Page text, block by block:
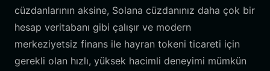
cüzdanlarının aksine, Solana cüzdanınız daha çok bir
hesap veritabanı gibi çalışır ve modern
merkeziyetsiz finans ile hayran tokeni ticareti için
gerekli olan hızlı, yüksek hacimli deneyimi mümkün